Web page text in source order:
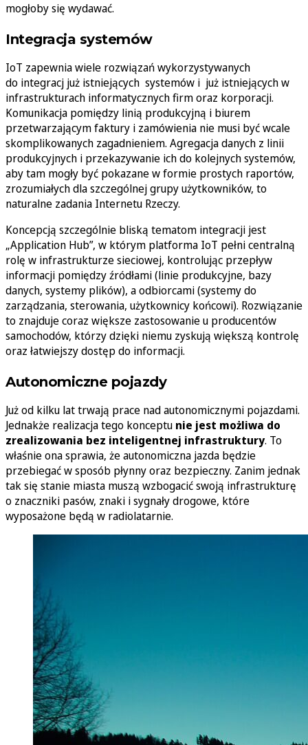
mogłoby się wydawać.
Integracja systemów
IoT zapewnia wiele rozwiązań wykorzystywanych
do integracj już istniejących systemów i już istniejących w
infrastrukturach informatycznych firm oraz korporacji.
Komunikacja pomiędzy linią produkcyjną i biurem
przetwarzającym faktury i zamówienia nie musi być wcale
skomplikowanych zagadnieniem. Agregacja danych z linii
produkcyjnych i przekazywanie ich do kolejnych systemów,
aby tam mogły być pokazane w formie prostych raportów,
zrozumiałych dla szczególnej grupy użytkowników, to
naturalne zadania Internetu Rzeczy.
Koncepcją szczególnie bliską tematom integracji jest
„Application Hub”, w którym platforma IoT pełni centralną
rolę w infrastrukturze sieciowej, kontrolując przepływ
informacji pomiędzy źródłami (linie produkcyjne, bazy
danych, systemy plików), a odbiorcami (systemy do
zarządzania, sterowania, użytkownicy końcowi). Rozwiązanie
to znajduje coraz większe zastosowanie u producentów
samochodów, którzy dzięki niemu zyskują większą kontrolę
oraz łatwiejszy dostęp do informacji.
Autonomiczne pojazdy
Już od kilku lat trwają prace nad autonomicznymi pojazdami.
Jednakże realizacja tego konceptu nie jest możliwa do
zrealizowania bez inteligentnej infrastruktury. To
właśnie ona sprawia, że autonomiczna jazda będzie
przebiegać w sposób płynny oraz bezpieczny. Zanim jednak
tak się stanie miasta muszą wzbogacić swoją infrastrukturę
o znaczniki pasów, znaki i sygnały drogowe, które
wyposażone będą w radiolatarnie.